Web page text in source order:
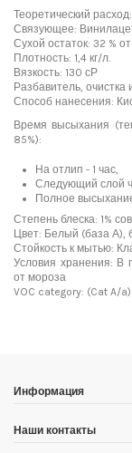
Теоретический
Связующее:
Сухой остаток: 32 %
Плотность: 1,4 кг/л.
Вязкость: 130 сР
Разбавитель,
Способ нанесения:
Время высыхания
85%):
На отлип - 1 час,
Следующий слой
Полное
Степень блеска: 1%
Цвет: Белый (база А),
Стойкость к мытью:
Условия хранения: В
от мороза
VOC category: (Cat A/
Вес
"Румянцево",
229-49-09
"Румянцево",
Информация
Наши контакты